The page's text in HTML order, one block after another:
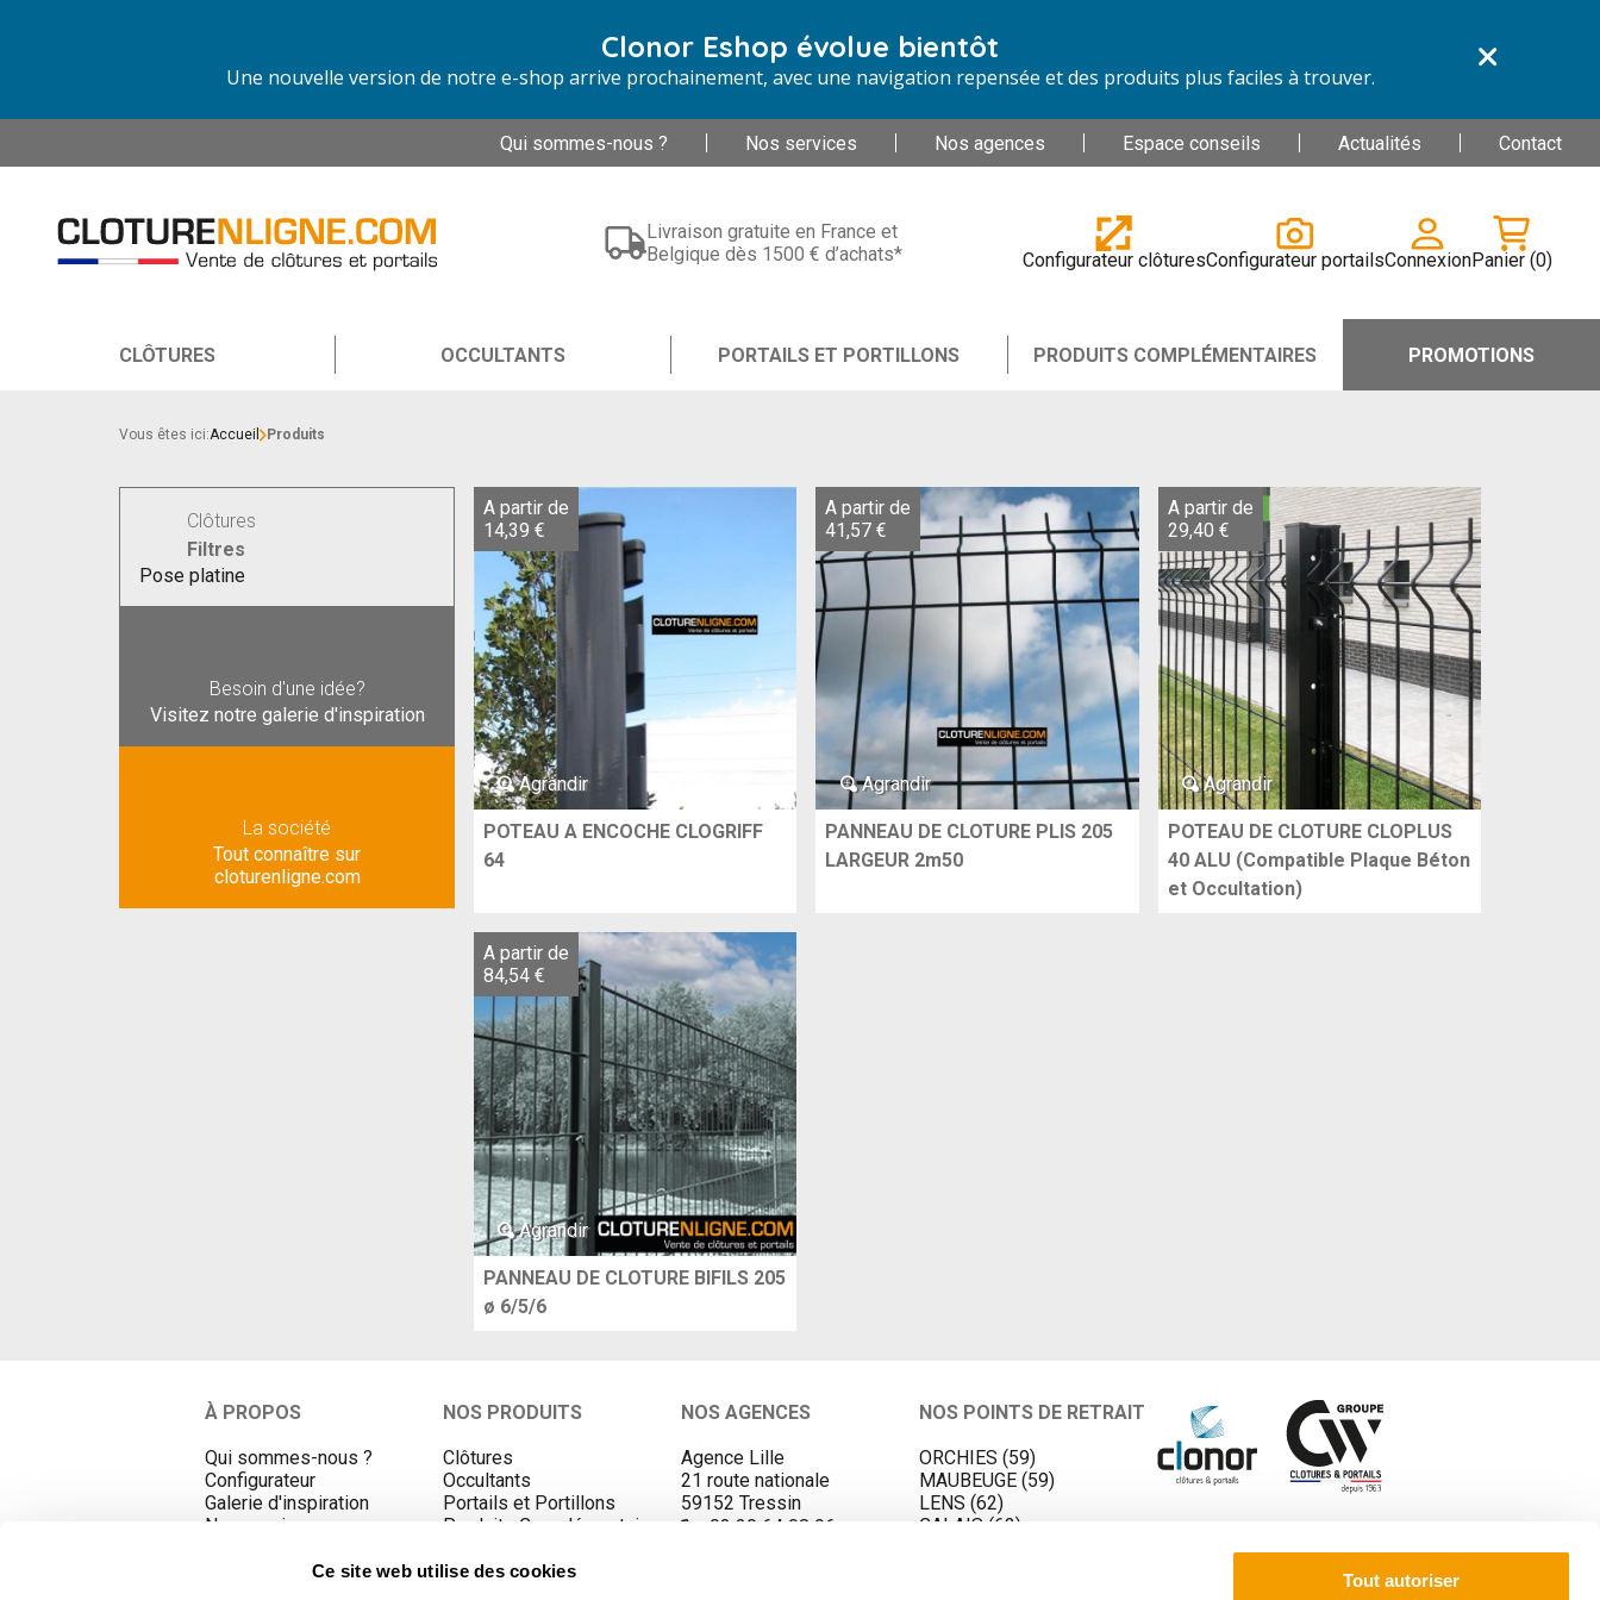
Ce site web utilise des cookies
Tout autoriser
Clonor Eshop évolue bientôt
Une nouvelle version de notre e-shop arrive prochainement, avec une navigation repensée et des produits plus faciles à trouver.
Qui sommes-nous ? Nos services Nos agences Espace conseils Actualités Contact
Livraison gratuite en France et
Belgique dès 1500 € d’achats*
Configurateur clôturesConfigurateur portailsConnexionPanier (0)
CLÔTURES OCCULTANTS PORTAILS ET PORTILLONS PRODUITS COMPLÉMENTAIRES PROMOTIONS
Vous êtes ici:Accueil Produits
Clôtures
Filtres
Pose platine
Besoin d'une idée?
Visitez notre galerie d'inspiration
La société
Tout connaître sur
cloturenligne.com
Agrandir
POTEAU A ENCOCHE CLOGRIFF
64
A partir de
14,39 €
Agrandir
PANNEAU DE CLOTURE PLIS 205
LARGEUR 2m50
A partir de
41,57 €
Agrandir
POTEAU DE CLOTURE CLOPLUS
40 ALU (Compatible Plaque Béton
et Occultation)
A partir de
29,40 €
Agrandir
PANNEAU DE CLOTURE BIFILS 205
ø 6/5/6
A partir de
84,54 €
À PROPOS
Qui sommes-nous ?
Configurateur
Galerie d'inspiration
Nos services
Espaces conseils
NOS PRODUITS
Clôtures
Occultants
Portails et Portillons
Produits Complémentaires
NOS AGENCES
Agence Lille
21 route nationale
59152 Tressin
03 20 64 08 96
NOS POINTS DE RETRAIT
ORCHIES (59)
MAUBEUGE (59)
LENS (62)
CALAIS (62)
Paiement sécurisé
Conçu et fabriqué en